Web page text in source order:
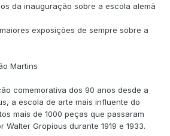
da inauguração sobre a escola alemã
exposições de sempre sobre a
Martins
comemorativa dos 90 anos desde a
a escola de arte mais influente do
mais de 1000 peças que passaram
Gropious durante 1919 e 1933.